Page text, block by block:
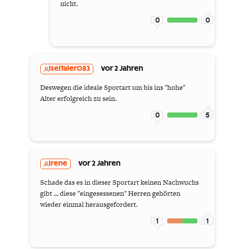
nicht.
0 0
Iseltaler083 vor 2 Jahren
Deswegen die ideale Sportart um bis ins "hohe"
Alter erfolgreich zu sein.
0 5
Irene vor 2 Jahren
Schade das es in dieser Sportart keinen Nachwuchs
gibt ... diese "eingesessenen" Herren gehörten
wieder einmal herausgefordert.
1 1